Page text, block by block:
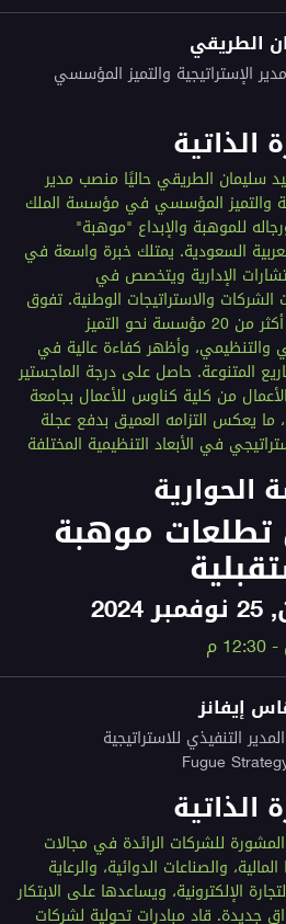
الطريقي
الإستراتيجية والتميز المؤسسي
الذاتية
سليمان الطريقي حاليًا منصب مدير
والتميز المؤسسي في مؤسسة الملك
للموهبة والإبداع "موهبة"
السعودية. يمتلك خبرة واسعة في
الإدارية ويتخصص في
الشركات والاستراتيجات الوطنية. تفوق
في قيادة أكثر من 20 مؤسسة نحو التميز
والتنظيمي، وأظهر كفاءة عالية في
المتنوعة. حاصل على درجة الماجستير
من كلية كناوس للأعمال بجامعة
ما يعكس التزامه العميق بدفع عجلة
في الأبعاد التنظيمية المختلفة
الحوارية
موهبة
إيفانز
التنفيذي للاستراتيجية
Fugue
الذاتية
للشركات الرائدة في مجالات
المالية، والصناعات الدوائية، والرعاية
الإلكترونية، ويساعدها على الابتكار
جديدة. قاد مبادرات تحولية لشركات